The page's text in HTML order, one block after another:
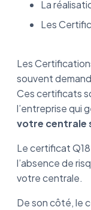
La
Les
Les
souvent
Ces certificats
l’entreprise qui
votre centrale
Le certificat
l’absence de
votre centrale.
De son côté, le